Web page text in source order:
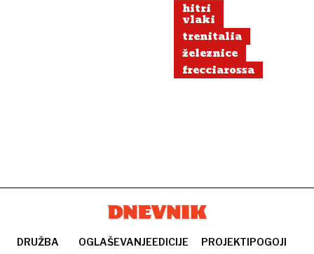
hitri
vlaki
trenitalia
železnice
frecciarossa
DRUŽBA
OGLAŠEVANJEEDICIJE
PROJEKTIPOGOJI